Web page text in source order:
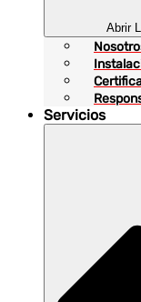
Abrir
Servicios